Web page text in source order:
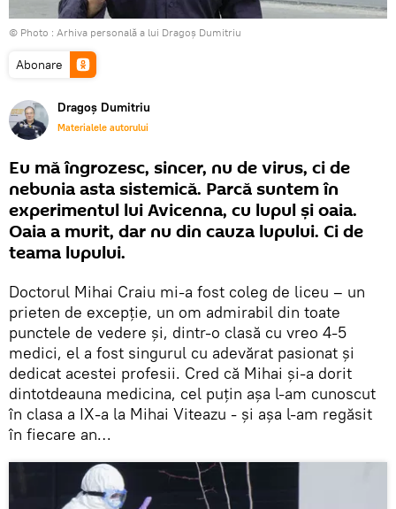
© Photo : Arhiva personală a lui Dragoș Dumitriu
Abonare
Dragoș Dumitriu
Materialele autorului
Eu mă îngrozesc, sincer, nu de virus, ci de
nebunia asta sistemică. Parcă suntem în
experimentul lui Avicenna, cu lupul și oaia.
Oaia a murit, dar nu din cauza lupului. Ci de
teama lupului.
Doctorul Mihai Craiu mi-a fost coleg de liceu – un
prieten de excepție, un om admirabil din toate
punctele de vedere și, dintr-o clasă cu vreo 4-5
medici, el a fost singurul cu adevărat pasionat și
dedicat acestei profesii. Cred că Mihai și-a dorit
dintotdeauna medicina, cel puțin așa l-am cunoscut
în clasa a IX-a la Mihai Viteazu - și așa l-am regăsit
în fiecare an…